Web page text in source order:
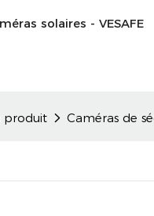
solaires - VESAFE
produit Caméras de